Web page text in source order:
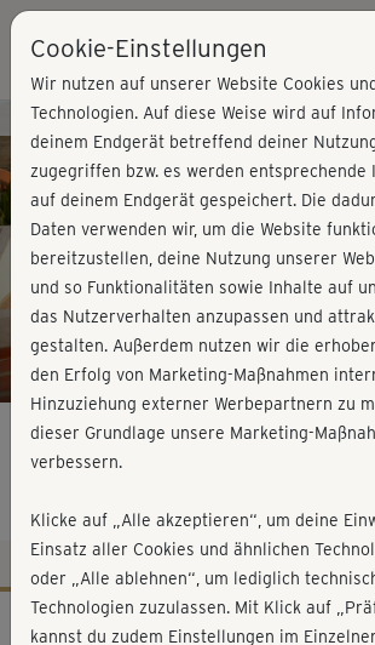
Play
Kursvorschau - Jetzt mitmachen!
Easy Latin Dance -
Workout-Facts
Cookie-Einstellungen
Wir nutzen auf unserer Website Cookies
Technologien. Auf diese Weise wird auf
deinem Endgerät betreffend deiner
zugegriffen bzw. es werden entsprechende
auf deinem Endgerät gespeichert. Die
Daten verwenden wir, um die Website
bereitzustellen, deine Nutzung unserer
und so Funktionalitäten sowie Inhalte auf
das Nutzerverhalten anzupassen und
gestalten. Außerdem nutzen wir die
den Erfolg von Marketing-Maßnahmen
Hinzuziehung externer Werbepartnern zu
dieser Grundlage unsere Marketing-
verbessern.
Klicke auf „Alle akzeptieren“, um deine
Einsatz aller Cookies und ähnlichen
oder „Alle ablehnen“, um lediglich
Technologien zuzulassen. Mit Klick auf
kannst du zudem Einstellungen im